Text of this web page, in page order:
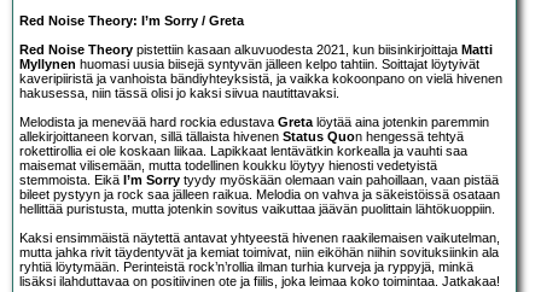
Red Noise Theory: I’m Sorry / Greta
Red Noise Theory pistettiin kasaan alkuvuodesta 2021, kun biisinkirjoittaja Matti
Myllynen huomasi uusia biisejä syntyvän jälleen kelpo tahtiin. Soittajat löytyivät
kaveripiiristä ja vanhoista bändiyhteyksistä, ja vaikka kokoonpano on vielä hivenen
hakusessa, niin tässä olisi jo kaksi siivua nautittavaksi.
Melodista ja menevää hard rockia edustava Greta löytää aina jotenkin paremmin
allekirjoittaneen korvan, sillä tällaista hivenen Status Quon hengessä tehtyä
rokettirollia ei ole koskaan liikaa. Lapikkaat lentävätkin korkealla ja vauhti saa
maisemat vilisemään, mutta todellinen koukku löytyy hienosti vedetyistä
stemmoista. Eikä I’m Sorry tyydy myöskään olemaan vain pahoillaan, vaan pistää
bileet pystyyn ja rock saa jälleen raikua. Melodia on vahva ja säkeistöissä osataan
hellittää puristusta, mutta jotenkin sovitus vaikuttaa jäävän puolittain lähtökuoppiin.
Kaksi ensimmäistä näytettä antavat yhtyeestä hivenen raakilemaisen vaikutelman,
mutta jahka rivit täydentyvät ja kemiat toimivat, niin eiköhän niihin sovituksiinkin ala
ryhtiä löytymään. Perinteistä rock’n’rollia ilman turhia kurveja ja ryppyjä, minkä
lisäksi ilahduttavaa on positiivinen ote ja fiilis, joka leimaa koko toimintaa. Jatkakaa!